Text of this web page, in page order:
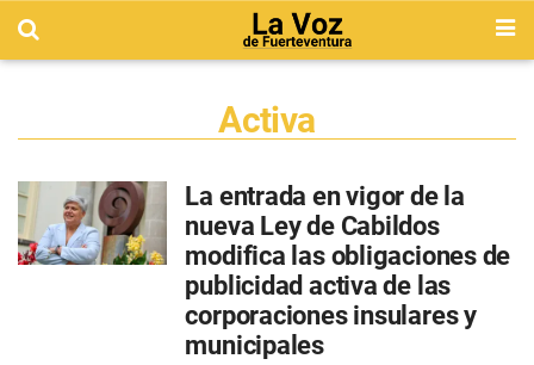
Activa
La entrada en vigor de la
nueva Ley de Cabildos
modifica las obligaciones de
publicidad activa de las
corporaciones insulares y
municipales